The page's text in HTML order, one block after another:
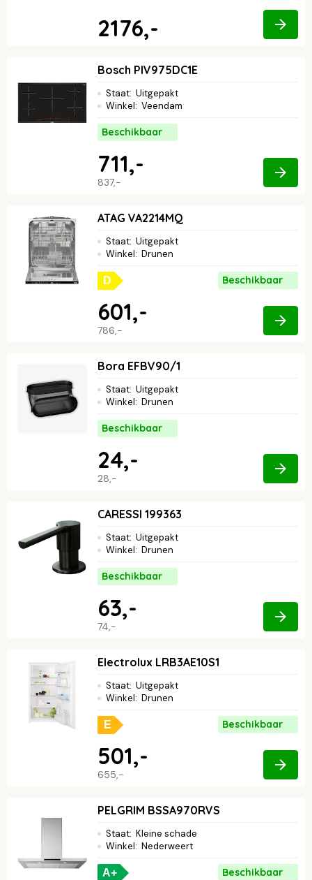
2176,-
Bosch PIV975DC1E
Staat: Uitgepakt
Winkel: Veendam
Beschikbaar
837,-
711,-
ATAG VA2214MQ
Staat: Uitgepakt
Winkel: Drunen
D Beschikbaar
786,-
601,-
Bora EFBV90/1
Staat: Uitgepakt
Winkel: Drunen
Beschikbaar
28,-
24,-
CARESSI 199363
Staat: Uitgepakt
Winkel: Drunen
Beschikbaar
74,-
63,-
Electrolux LRB3AE10S1
Staat: Uitgepakt
Winkel: Drunen
E Beschikbaar
655,-
501,-
PELGRIM BSSA970RVS
Staat: Kleine schade
Winkel: Nederweert
A+ Beschikbaar